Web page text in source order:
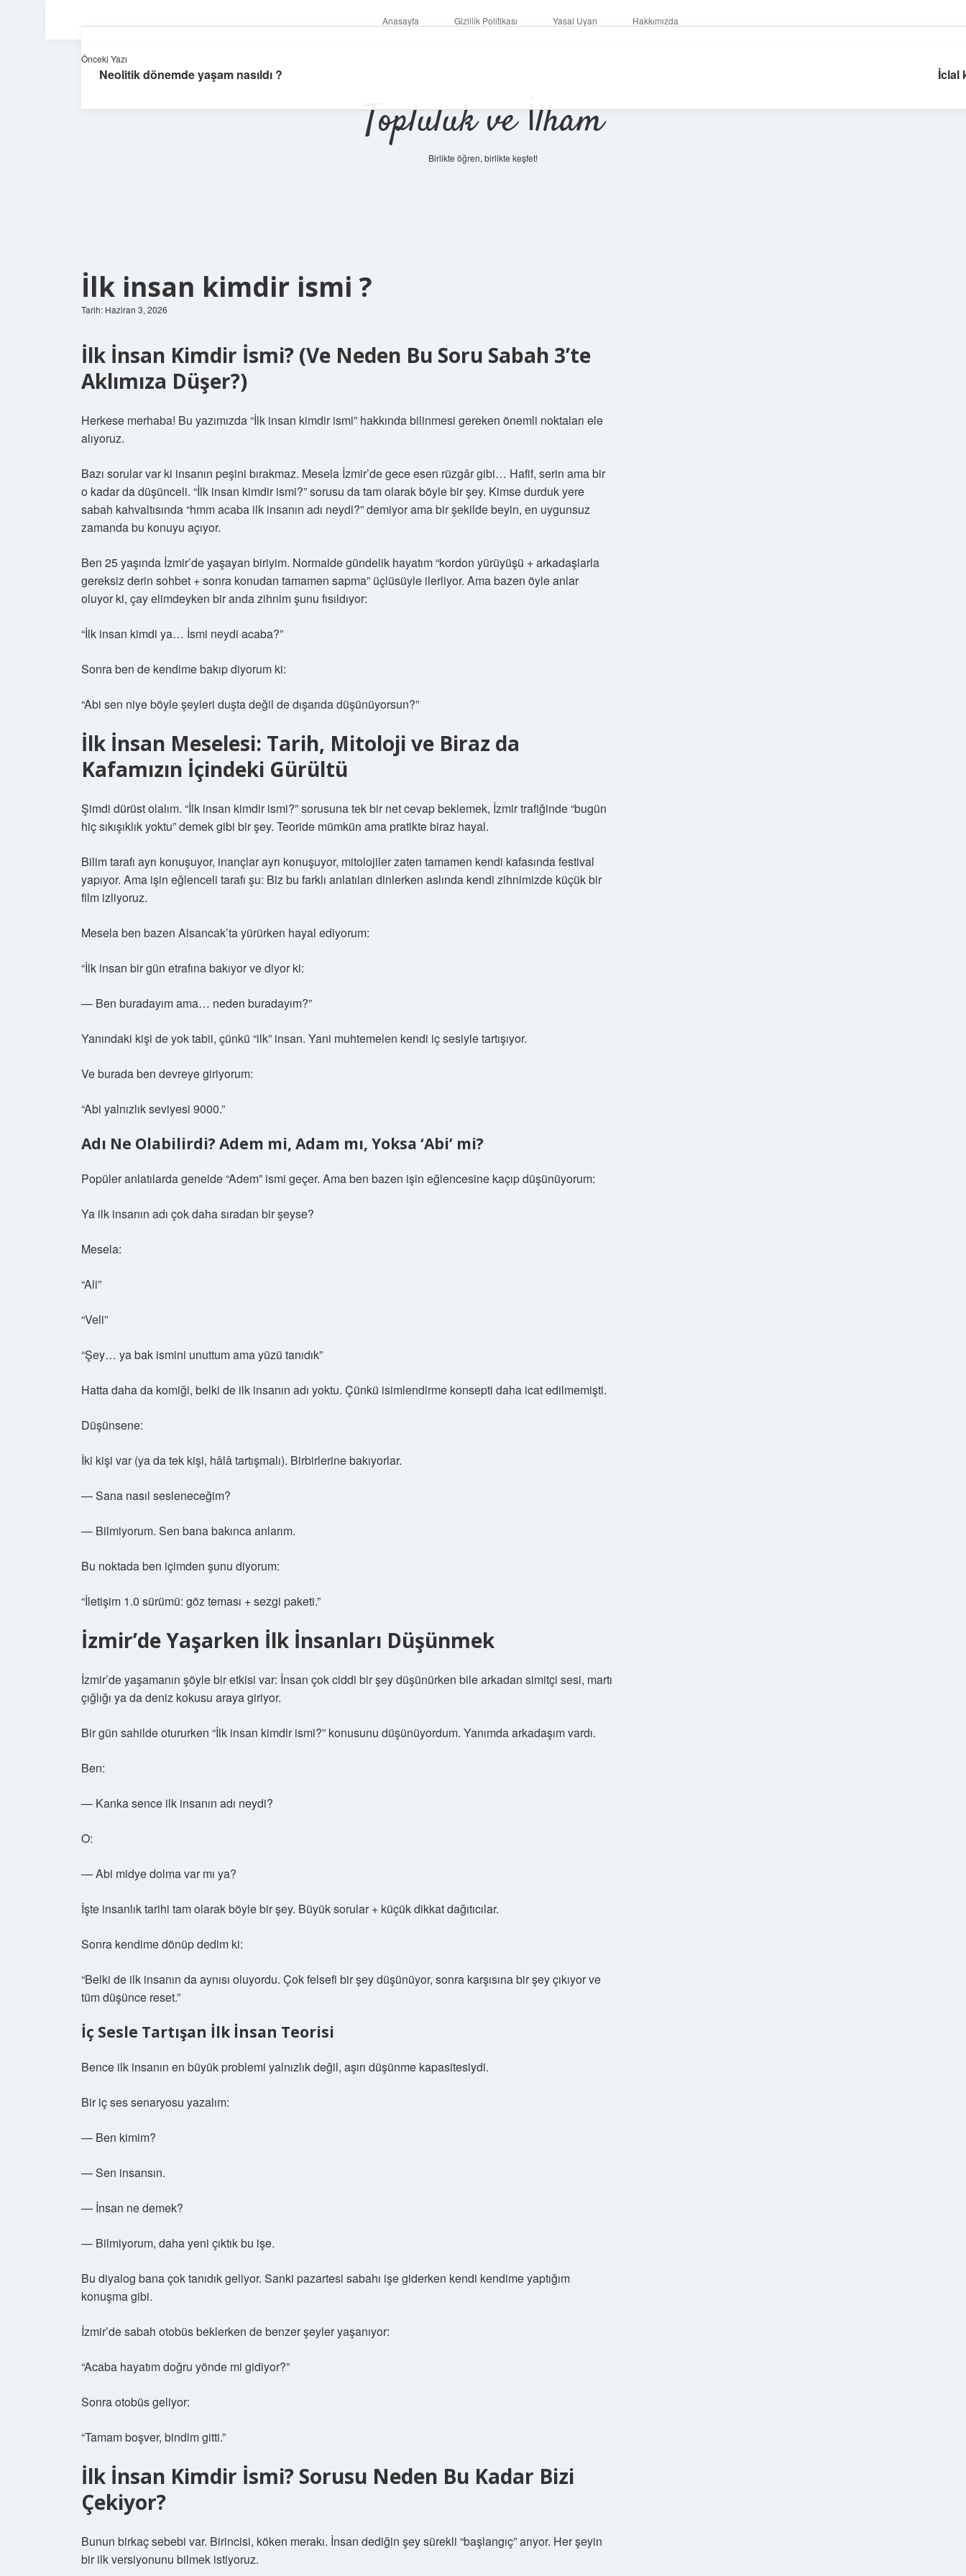
Anasayfa Gizlilik Politikası Yasal Uyarı Hakkımızda
Topluluk ve İlham
Birlikte öğren, birlikte keşfet!
İlk insan kimdir ismi ?
Tarih: Haziran 3, 2026
İlk İnsan Kimdir İsmi? (Ve Neden Bu Soru Sabah 3’te
Aklımıza Düşer?)
Herkese merhaba! Bu yazımızda “İlk insan kimdir ismi” hakkında bilinmesi gereken önemli noktaları ele
alıyoruz.
Bazı sorular var ki insanın peşini bırakmaz. Mesela İzmir’de gece esen rüzgâr gibi… Hafif, serin ama bir
o kadar da düşünceli. “İlk insan kimdir ismi?” sorusu da tam olarak böyle bir şey. Kimse durduk yere
sabah kahvaltısında “hmm acaba ilk insanın adı neydi?” demiyor ama bir şekilde beyin, en uygunsuz
zamanda bu konuyu açıyor.
Ben 25 yaşında İzmir’de yaşayan biriyim. Normalde gündelik hayatım “kordon yürüyüşü + arkadaşlarla
gereksiz derin sohbet + sonra konudan tamamen sapma” üçlüsüyle ilerliyor. Ama bazen öyle anlar
oluyor ki, çay elimdeyken bir anda zihnim şunu fısıldıyor:
“İlk insan kimdi ya… İsmi neydi acaba?”
Sonra ben de kendime bakıp diyorum ki:
“Abi sen niye böyle şeyleri duşta değil de dışarıda düşünüyorsun?”
İlk İnsan Meselesi: Tarih, Mitoloji ve Biraz da
Kafamızın İçindeki Gürültü
Şimdi dürüst olalım. “İlk insan kimdir ismi?” sorusuna tek bir net cevap beklemek, İzmir trafiğinde “bugün
hiç sıkışıklık yoktu” demek gibi bir şey. Teoride mümkün ama pratikte biraz hayal.
Bilim tarafı ayrı konuşuyor, inançlar ayrı konuşuyor, mitolojiler zaten tamamen kendi kafasında festival
yapıyor. Ama işin eğlenceli tarafı şu: Biz bu farklı anlatıları dinlerken aslında kendi zihnimizde küçük bir
film izliyoruz.
Mesela ben bazen Alsancak’ta yürürken hayal ediyorum:
“İlk insan bir gün etrafına bakıyor ve diyor ki:
— Ben buradayım ama… neden buradayım?”
Yanındaki kişi de yok tabii, çünkü “ilk” insan. Yani muhtemelen kendi iç sesiyle tartışıyor.
Ve burada ben devreye giriyorum:
“Abi yalnızlık seviyesi 9000.”
Adı Ne Olabilirdi? Adem mi, Adam mı, Yoksa ‘Abi’ mi?
Popüler anlatılarda genelde “Adem” ismi geçer. Ama ben bazen işin eğlencesine kaçıp düşünüyorum:
Ya ilk insanın adı çok daha sıradan bir şeyse?
Mesela:
“Ali”
“Veli”
“Şey… ya bak ismini unuttum ama yüzü tanıdık”
Hatta daha da komiği, belki de ilk insanın adı yoktu. Çünkü isimlendirme konsepti daha icat edilmemişti.
Düşünsene:
İki kişi var (ya da tek kişi, hâlâ tartışmalı). Birbirlerine bakıyorlar.
— Sana nasıl sesleneceğim?
— Bilmiyorum. Sen bana bakınca anlarım.
Bu noktada ben içimden şunu diyorum:
“İletişim 1.0 sürümü: göz teması + sezgi paketi.”
İzmir’de Yaşarken İlk İnsanları Düşünmek
İzmir’de yaşamanın şöyle bir etkisi var: İnsan çok ciddi bir şey düşünürken bile arkadan simitçi sesi, martı
çığlığı ya da deniz kokusu araya giriyor.
Bir gün sahilde otururken “İlk insan kimdir ismi?” konusunu düşünüyordum. Yanımda arkadaşım vardı.
Ben:
— Kanka sence ilk insanın adı neydi?
O:
— Abi midye dolma var mı ya?
İşte insanlık tarihi tam olarak böyle bir şey. Büyük sorular + küçük dikkat dağıtıcılar.
Sonra kendime dönüp dedim ki:
“Belki de ilk insanın da aynısı oluyordu. Çok felsefi bir şey düşünüyor, sonra karşısına bir şey çıkıyor ve
tüm düşünce reset.”
İç Sesle Tartışan İlk İnsan Teorisi
Bence ilk insanın en büyük problemi yalnızlık değil, aşırı düşünme kapasitesiydi.
Bir iç ses senaryosu yazalım:
— Ben kimim?
— Sen insansın.
— İnsan ne demek?
— Bilmiyorum, daha yeni çıktık bu işe.
Bu diyalog bana çok tanıdık geliyor. Sanki pazartesi sabahı işe giderken kendi kendime yaptığım
konuşma gibi.
İzmir’de sabah otobüs beklerken de benzer şeyler yaşanıyor:
“Acaba hayatım doğru yönde mi gidiyor?”
Sonra otobüs geliyor:
“Tamam boşver, bindim gitti.”
İlk İnsan Kimdir İsmi? Sorusu Neden Bu Kadar Bizi
Çekiyor?
Bunun birkaç sebebi var. Birincisi, köken merakı. İnsan dediğin şey sürekli “başlangıç” arıyor. Her şeyin
bir ilk versiyonunu bilmek istiyoruz.
Önceki Yazı
Neolitik dönemde yaşam nasıldı ? İclal